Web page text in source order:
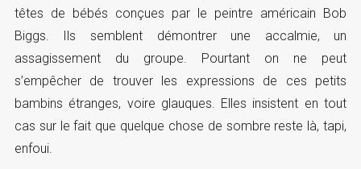
têtes de bébés conçues par le peintre américain Bob
Biggs. Ils semblent démontrer une accalmie, un
assagissement du groupe. Pourtant on ne peut
s’empêcher de trouver les expressions de ces petits
bambins étranges, voire glauques. Elles insistent en tout
cas sur le fait que quelque chose de sombre reste là, tapi,
enfoui.